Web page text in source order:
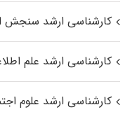
کارشناسی ارشد سنجش
کارشناسی ارشد علم
کارشناسی ارشد علوم